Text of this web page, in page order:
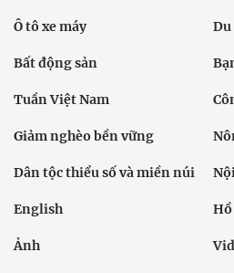
Ô tô xe máy
Bất động sản
Tuần Việt Nam
Giảm nghèo bền vững
Dân tộc thiểu số và miền núi
English Hồ
Ảnh